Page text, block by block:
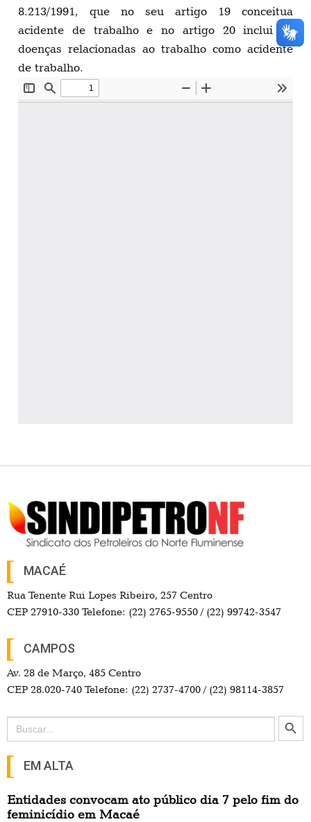
8.213/1991, que no seu artigo 19 conceitua
acidente de trabalho e no artigo 20 inclui as
doenças relacionadas ao trabalho como acidente
de trabalho.
MACAÉ
Rua Tenente Rui Lopes Ribeiro, 257 Centro
CEP 27910-330 Telefone: (22) 2765-9550 / (22) 99742-3547
CAMPOS
Av. 28 de Março, 485 Centro
CEP 28.020-740 Telefone: (22) 2737-4700 / (22) 98114-3857
Search
for:
Search Button
EM ALTA
Entidades convocam ato público dia 7 pelo fim do
feminicídio em Macaé